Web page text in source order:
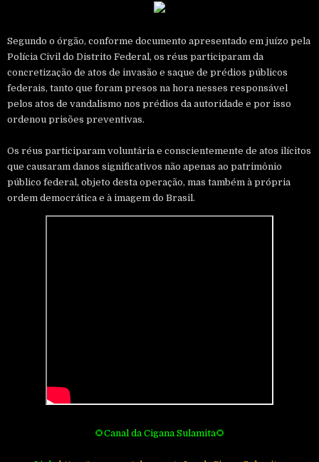
Segundo o órgão, conforme documento apresentado em juízo pela
Polícia Civil do Distrito Federal, os réus participaram da
concretização de atos de invasão e saque de prédios públicos
federais, tanto que foram presos na hora nesses responsável
pelos atos de vandalismo nos prédios da autoridade e por isso
ordenou prisões preventivas.
Os réus participaram voluntária e conscientemente de atos ilícitos
que causaram danos significativos não apenas ao patrimônio
público federal, objeto desta operação, mas também à própria
ordem democrática e à imagem do Brasil.
🌻Canal da Cigana Sulamita🌻